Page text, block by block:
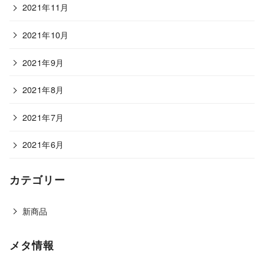
2021年11月
2021年10月
2021年9月
2021年8月
2021年7月
2021年6月
カテゴリー
新商品
メタ情報